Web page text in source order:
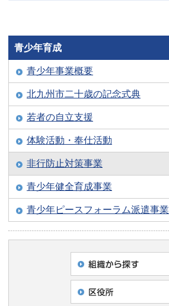
青少年育成
青少年事業概要
北九州市二十歳の記念式典
若者の自立支援
体験活動・奉仕活動
非行防止対策事業
青少年健全育成事業
青少年ピースフォーラム派遣事業